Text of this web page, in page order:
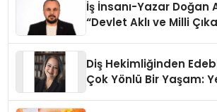
İş İnsanı-Yazar Doğan
“Devlet Aklı ve Milli
Diş Hekimliğinden
Çok Yönlü Bir Yaşam: